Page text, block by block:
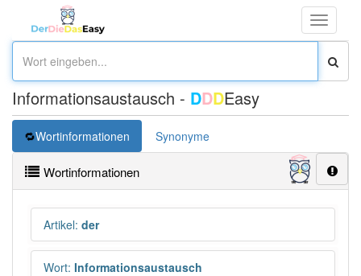
Toggle
Informationsaustausch - DDDEasy
Wortinformationen Synonyme
Wortinformationen
Artikel: der
Wort: Informationsaustausch